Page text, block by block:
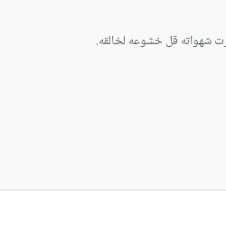
شهواته قل خشوعه لخالقه.